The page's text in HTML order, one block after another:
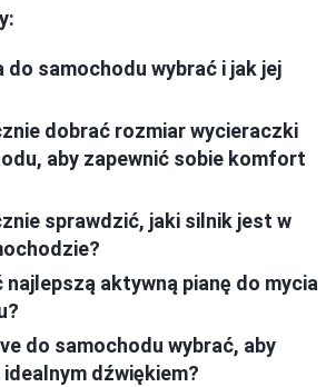
do samochodu wybrać i jak jej
dobrać rozmiar wycieraczki
aby zapewnić sobie komfort
sprawdzić, jaki silnik jest w
najlepszą aktywną pianę do mycia
do samochodu wybrać, aby
dźwiękiem?